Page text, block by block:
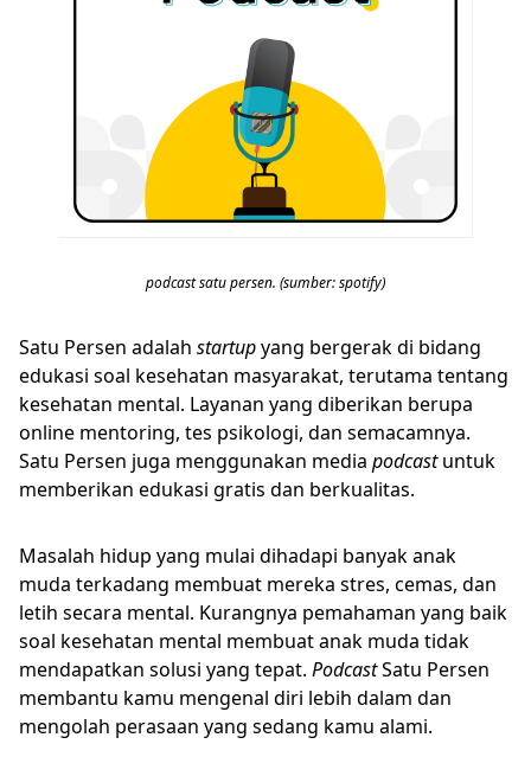
podcast satu persen. (sumber: spotify)
Satu Persen adalah startupyang bergerak di bidang
edukasi soal kesehatan masyarakat, terutama tentang
kesehatan mental. Layanan yang diberikan berupa
online mentoring, tes psikologi, dan semacamnya.
Satu Persen juga menggunakan media podcastuntuk
memberikan edukasi gratis dan berkualitas.
Masalah hidup yang mulai dihadapi banyak anak
muda terkadang membuat mereka stres, cemas, dan
letih secara mental. Kurangnya pemahaman yang baik
soal kesehatan mental membuat anak muda tidak
mendapatkan solusi yang tepat. PodcastSatu Persen
membantu kamu mengenal diri lebih dalam dan
mengolah perasaan yang sedang kamu alami.